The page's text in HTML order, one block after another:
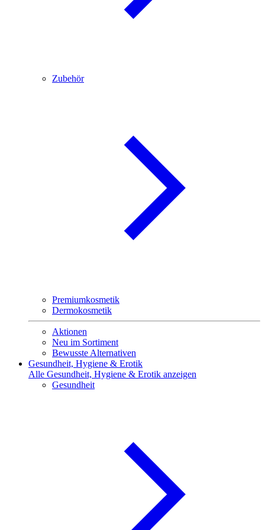
Zubehör
Premiumkosmetik
Dermokosmetik
Aktionen
Neu im Sortiment
Bewusste Alternativen
Gesundheit, Hygiene & Erotik
Alle Gesundheit, Hygiene & Erotik anzeigen
Gesundheit